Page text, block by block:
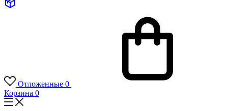
Отложенные 0
Корзина 0